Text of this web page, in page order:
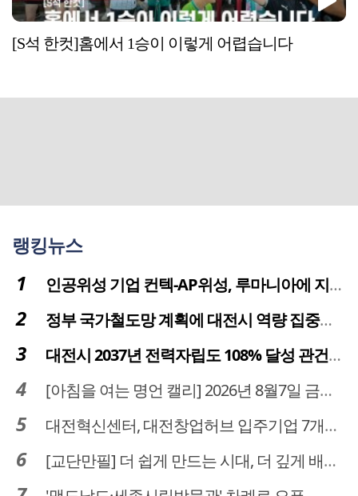
[S석 한컷]홈에서 1승이 이렇게 어렵습니다
랭킹뉴스
인공위성 기업 컨텍-AP위성, 루마니아에 지상국 시스템 전수
정부 국가철도망 계획에 대전시 역량 집중해야
대전시 2037년 전력자립도 108% 달성 관건은 '주민 수용성'
[아침을 여는 명언 캘리] 2026년 8월7일 금요일
대전혁신센터, 대전창업허브 입주기업 7개사 모집
[교단만필] 더 쉽게 만드는 시대, 더 깊게 배우는 교육